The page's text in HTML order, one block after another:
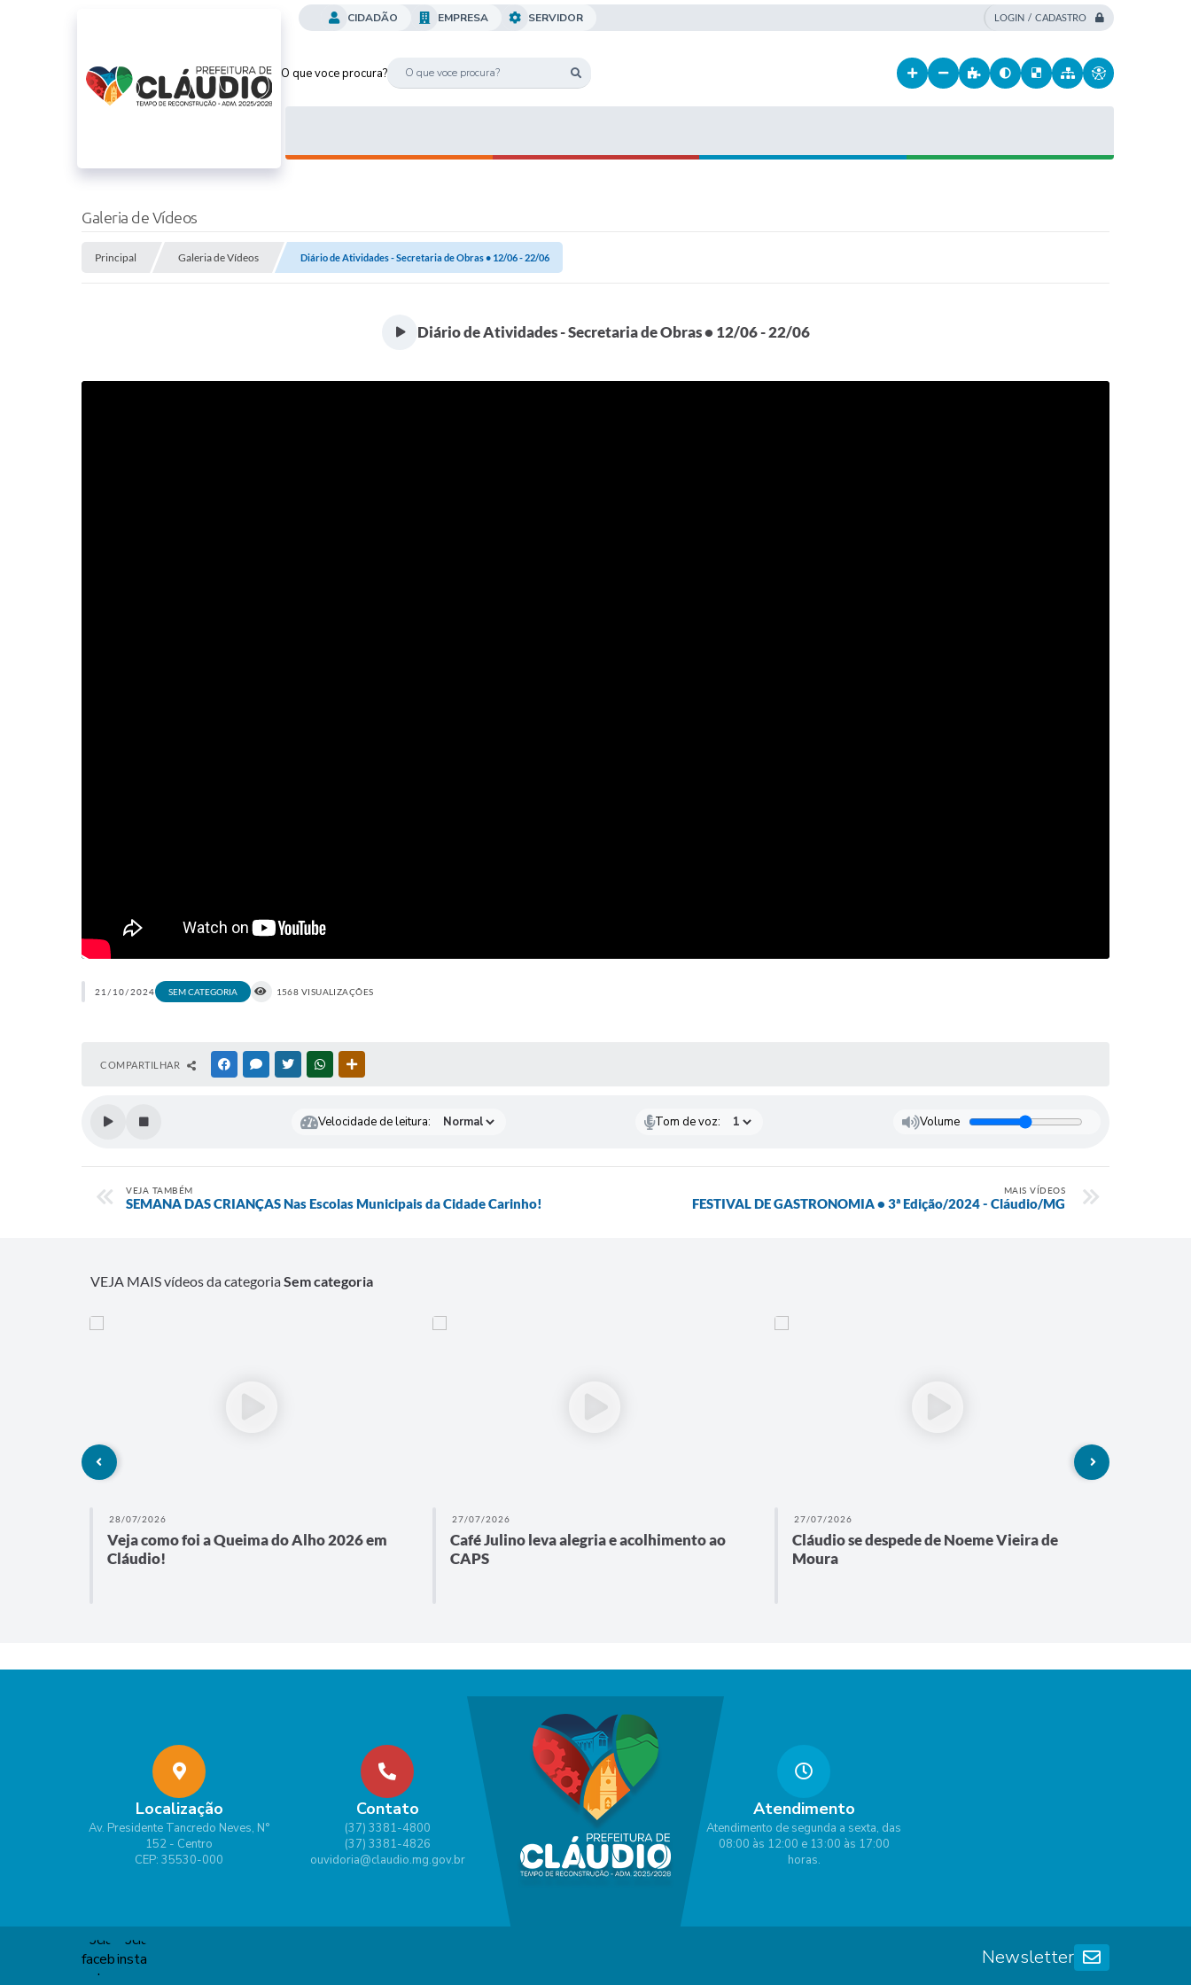
LOGIN / CADASTRO
O que voce procura?
CIDADÃO EMPRESA SERVIDOR
Galeria de Vídeos
Principal Galeria de Vídeos Diário de Atividades - Secretaria de Obras • 12/06 - 22/06
Diário de Atividades - Secretaria de Obras • 12/06 - 22/06
21/10/2024 SEM CATEGORIA 1568 VISUALIZAÇÕES
COMPARTILHAR FACEBOOKMESSENGER
TWITTERWHATSAPP
Velocidade de leitura: Tom de voz: Volume
VEJA TAMBÉM
SEMANA DAS CRIANÇAS Nas Escolas Municipais da Cidade Carinho! ️
MAIS VÍDEOS
FESTIVAL DE GASTRONOMIA • 3ª Edição/2024 - Cláudio/MG
VEJA MAIS vídeos da categoriaSem categoria
28/07/2026
Veja como foi a Queima do Alho 2026 em
Cláudio!
27/07/2026
Café Julino leva alegria e acolhimento ao
CAPS
27/07/2026
Cláudio se despede de Noeme Vieira de
Moura
Localização
Av. Presidente Tancredo Neves, N°
152 - Centro
CEP: 35530-000
Contato
(37) 3381-4800
(37) 3381-4826
ouvidoria@claudio.mg.gov.br
Atendimento
Atendimento de segunda a sexta, das
08:00 às 12:00 e 13:00 às 17:00
horas.
Newsletter